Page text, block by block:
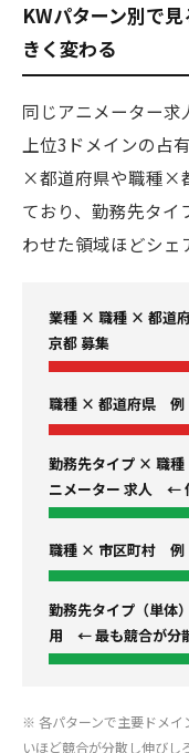
KWパターン別で
きく変わる
同じアニメーター求
上位3ドメインの占
×都道府県や職種×
ており、勤務先タ
わせた領域ほどシェ
業種 × 職種 × 都道
京都 募集
職種 × 都道府県 例
勤務先タイプ × 職
ニメーター 求人 ←
職種 × 市区町村 例
勤務先タイプ（単体
用 ← 最も競合が分
※ 各パターンで主要ドメイ
いほど競合が分散し伸び